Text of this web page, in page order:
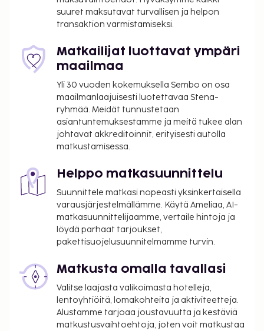
internetyhteys, piknikalue ja hiiligrilli.
Kausiluontoinen uima-allas on käytettävissä 27.
suuret maksutavat turvallisen ja helpon
transaktion varmistamiseksi.
Matkailijat luottavat ympäri
maailmaa
Yli 30 vuoden kokemuksella Sembo on osa
maailmanlaajuisesti luotettavaa Stena-
ryhmää. Meidät tunnustetaan
asiantuntemuksestamme ja meitä tukee alan
johtavat akkreditoinnit, erityisesti autolla
matkustamisessa.
Helppo matkasuunnittelu
Suunnittele matkasi nopeasti yksinkertaisella
varausjärjestelmällämme. Käytä Ameliaa, AI-
matkasuunnittelijaamme, vertaile hintoja ja
löydä parhaat tarjoukset,
pakettisuojelusuunnitelmamme turvin.
Matkusta omalla tavallasi
Valitse laajasta valikoimasta hotelleja,
lentoyhtiöitä, lomakohteita ja aktiviteetteja.
Alustamme tarjoaa joustavuutta ja kestäviä
matkustusvaihtoehtoja, joten voit matkustaa